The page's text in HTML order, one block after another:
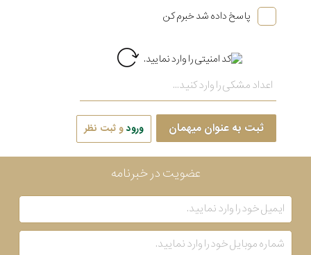
پاسخ داده شد خبرم کن
ثبت به عنوان میهمان ورودو ثبت نظر
عضویت در خبرنامه